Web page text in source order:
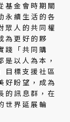
基金會時期關
永續生活的各
眾人的共同權
為更好的夥
踐「共同購
以人為本，
目標支援社區
好盼望，成為
的訊息群，在
世界延展輪